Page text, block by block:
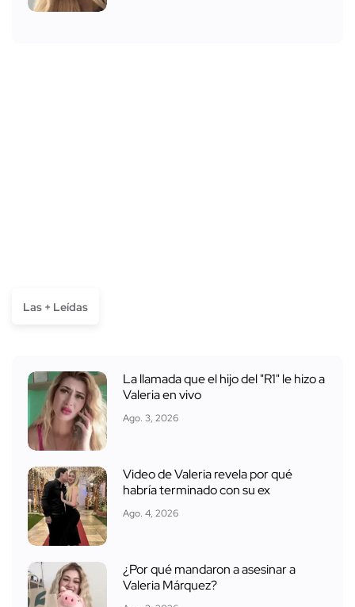
Las + Leídas
La llamada que el hijo del "R1" le hizo a
Valeria en vivo
Ago. 3, 2026
Video de Valeria revela por qué
habría terminado con su ex
Ago. 4, 2026
¿Por qué mandaron a asesinar a
Valeria Márquez?